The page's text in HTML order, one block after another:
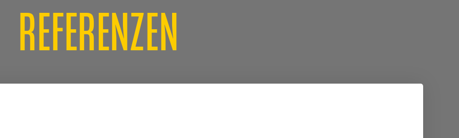
REFERENZEN